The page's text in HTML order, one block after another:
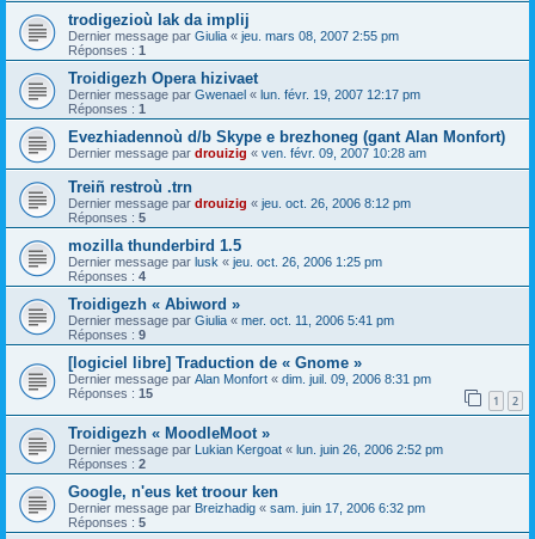
trodigezioù lak da implij
Dernier message par Giulia « jeu. mars 08, 2007 2:55 pm
Réponses : 1
Troidigezh Opera hizivaet
Dernier message par Gwenael « lun. févr. 19, 2007 12:17 pm
Réponses : 1
Evezhiadennoù d/b Skype e brezhoneg (gant Alan Monfort)
Dernier message par drouizig « ven. févr. 09, 2007 10:28 am
Treiñ restroù .trn
Dernier message par drouizig « jeu. oct. 26, 2006 8:12 pm
Réponses : 5
mozilla thunderbird 1.5
Dernier message par lusk « jeu. oct. 26, 2006 1:25 pm
Réponses : 4
Troidigezh « Abiword »
Dernier message par Giulia « mer. oct. 11, 2006 5:41 pm
Réponses : 9
[logiciel libre] Traduction de « Gnome »
Dernier message par Alan Monfort « dim. juil. 09, 2006 8:31 pm
Réponses : 15 1 2
Troidigezh « MoodleMoot »
Dernier message par Lukian Kergoat « lun. juin 26, 2006 2:52 pm
Réponses : 2
Google, n'eus ket troour ken
Dernier message par Breizhadig « sam. juin 17, 2006 6:32 pm
Réponses : 5